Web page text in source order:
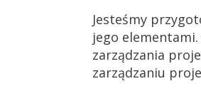
Jesteśmy
jego
zarządzania
zarządzaniu